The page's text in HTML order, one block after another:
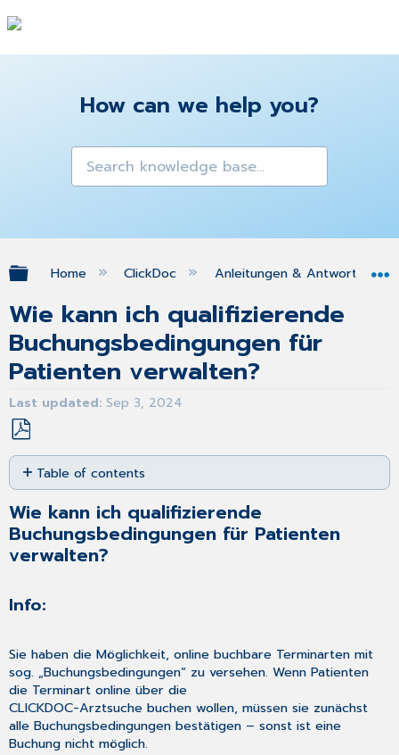
How can we help you?
Expand/collapse global hierarchy
Home ClickDoc Anleitungen & Antworten zu
Wie kann ich qualifizierende
Buchungsbedingungen für
Patienten verwalten?
Last updated Sep 3, 2024
Save
as
PDF
Table of contents
kann
ich
qualifizierende
Patienten
Info:
Wie kann ich qualifizierende
Buchungsbedingungen für Patienten
verwalten?
Info:
Sie haben die Möglichkeit, online buchbare Terminarten mit
sog. „Buchungsbedingungen“ zu versehen. Wenn Patienten
die Terminart online über die
CLICKDOC-Arztsuche buchen wollen, müssen sie zunächst
alle Buchungsbedingungen bestätigen – sonst ist eine
Buchung nicht möglich.